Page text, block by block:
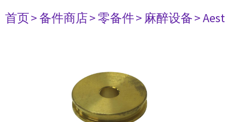
首页> 备件商店> 零备件> 麻醉设备>